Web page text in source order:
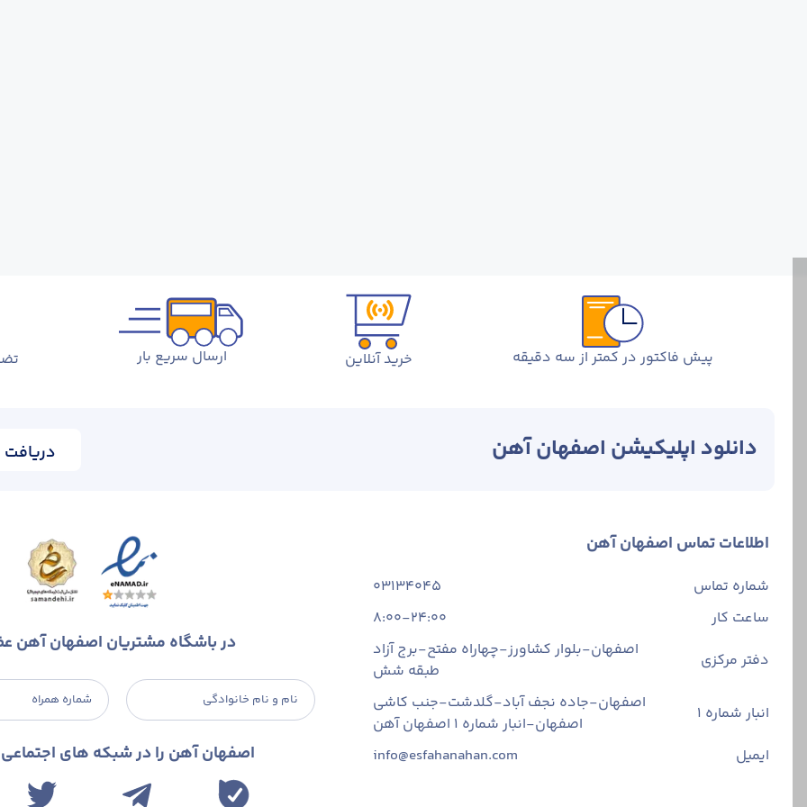
پیش فاکتور در کمتر از سه دقیقه خرید آنلاین ارسال سریع بار
دانلود اپلیکیشن اصفهان آهن دریافت
اطلاعات تماس اصفهان آهن
شماره تماس
03134045
ساعت کار
8:00-24:00
دفتر مرکزی
اصفهان-بلوار کشاورز-چهاراه مفتح-برج آزاد
طبقه شش
انبار شماره 1
اصفهان-جاده نجف آباد-گلدشت-جنب کاشی
اصفهان-انبار شماره ۱ اصفهان آهن
ایمیل
info@esfahanahan.com
در باشگاه مشتریان اصفهان آهن
نام و نام خانوادگی شماره همراه
اصفهان آهن را در شبکه های اجتماعی